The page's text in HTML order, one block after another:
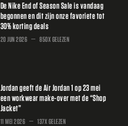
De Nike End of Season Sale is vandaag
begonnen en dit zijn onze favoriete tot
30% korting deals
20 JUN 2026 850X GELEZEN
Jordan geeft de Air Jordan 1 op 23 mei
een workwear make-over met de “Shop
Jacket”
11 MEI 2026 137X GELEZEN